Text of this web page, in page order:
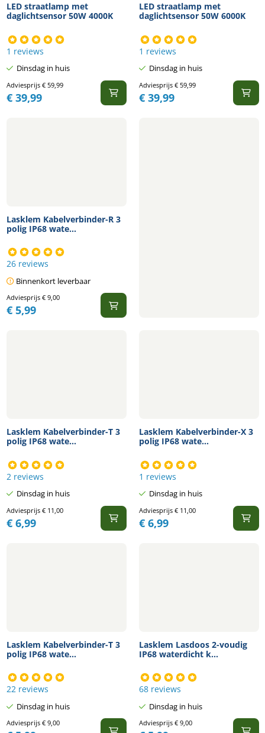
LED straatlamp met
daglichtsensor 50W 4000K
1 reviews
Dinsdag in huis
Adviesprijs €59,99
€39,99
LED straatlamp met
daglichtsensor 50W 6000K
1 reviews
Dinsdag in huis
Adviesprijs €59,99
€39,99
Lasklem Kabelverbinder-R 3
polig IP68 wate...
26 reviews
Binnenkort leverbaar
Adviesprijs €9,00
€5,99
Lasklem Kabelverbinder-T 3
polig IP68 wate...
2 reviews
Dinsdag in huis
Adviesprijs €11,00
€6,99
Lasklem Kabelverbinder-X 3
polig IP68 wate...
1 reviews
Dinsdag in huis
Adviesprijs €11,00
€6,99
Lasklem Kabelverbinder-T 3
polig IP68 wate...
22 reviews
Dinsdag in huis
Adviesprijs €9,00
Lasklem Lasdoos 2-voudig
IP68 waterdicht k...
68 reviews
Dinsdag in huis
Adviesprijs €9,00